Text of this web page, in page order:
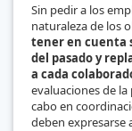
Sin pedir a los
naturaleza de los
tener en cuenta
del pasado y
a cada
evaluaciones de
cabo en
deben expresarse